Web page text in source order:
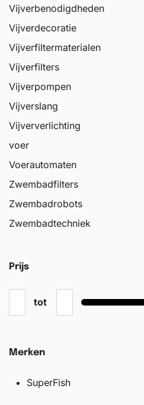
Vijverbenodigdheden
Vijverdecoratie
Vijverfiltermaterialen
Vijverfilters
Vijverpompen
Vijverslang
Vijververlichting
voer
Voerautomaten
Zwembadfilters
Zwembadrobots
Zwembadtechniek
Prijs
tot
Merken
SuperFish